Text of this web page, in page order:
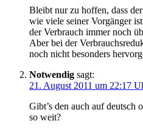
Bleibt nur zu hoffen, dass
wie viele seiner Vorgänger
der Verbrauch immer noch
Aber bei der
noch nicht besonders
Notwendig sagt:
21. August 2011 um 22:17
Gibt’s den auch auf deutsch
so weit?